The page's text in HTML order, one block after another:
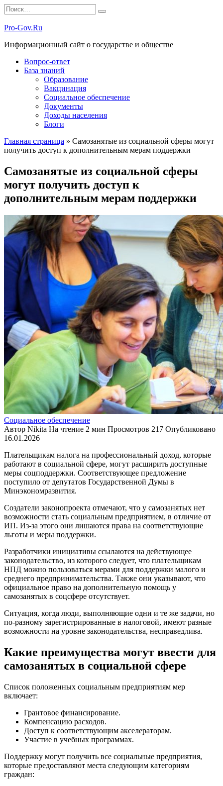
Перейти
к
содержанию
Search
for:
Pro-Gov.Ru
Информационный сайт о государстве и обществе
Вопрос-ответ
База знаний
Образование
Вакцинация
Социальное обеспечение
Документы
Доходы населения
Блоги
Главная страница » Самозанятые из социальной сферы могут
получить доступ к дополнительным мерам поддержки
Самозанятые из социальной сферы
могут получить доступ к
дополнительным мерам поддержки
Социальное обеспечение
Автор Nikita На чтение 2 мин Просмотров 217 Опубликовано
16.01.2026
Плательщикам налога на профессиональный доход, которые
работают в социальной сфере, могут расширить доступные
меры соцподдержки. Соответствующее предложение
поступило от депутатов Государственной Думы в
Минэкономразвития.
Создатели законопроекта отмечают, что у самозанятых нет
возможности стать социальным предприятием, в отличие от
ИП. Из-за этого они лишаются права на соответствующие
льготы и меры поддержки.
Разработчики инициативы ссылаются на действующее
законодательство, из которого следует, что плательщикам
НПД можно пользоваться мерами для поддержки малого и
среднего предпринимательства. Также они указывают, что
официальное право на дополнительную помощь у
самозанятых в соцсфере отсутствует.
Ситуация, когда люди, выполняющие одни и те же задачи, но
по-разному зарегистрированные в налоговой, имеют разные
возможности на уровне законодательства, несправедлива.
Какие преимущества могут ввести для
самозанятых в социальной сфере
Список положенных социальным предприятиям мер
включает:
Грантовое финансирование.
Компенсацию расходов.
Доступ к соответствующим акселераторам.
Участие в учебных программах.
Поддержку могут получить все социальные предприятия,
которые предоставляют места следующим категориям
граждан: